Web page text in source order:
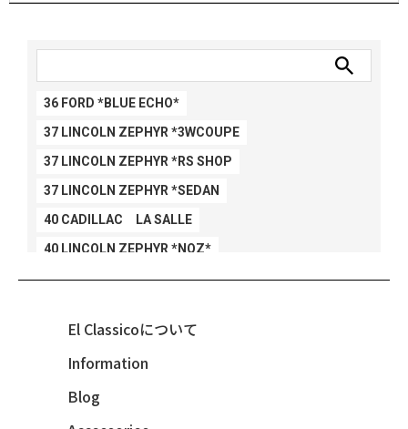
36 FORD *BLUE ECHO*
37 LINCOLN ZEPHYR *3WCOUPE
37 LINCOLN ZEPHYR *RS SHOP
37 LINCOLN ZEPHYR *SEDAN
40 CADILLAC LA SALLE
40 LINCOLN ZEPHYR *NOZ*
40 LINCOLN ZEPHYR *V12*
47 CHEVY FLEETMASTER CONV
48 CHEVY 3100 *Q-CHINCO
48 CHEVY FLEET AEROSEDAN
48 CHEVY FLEETMASTER CONV
El Classicoについて
Information
Blog